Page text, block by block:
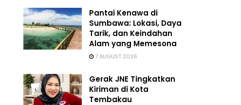
Pantai Kenawa di
Sumbawa: Lokasi, Daya
Tarik, dan Keindahan
Alam yang Memesona
7 AUGUST 2026
Gerak JNE Tingkatkan
Kiriman di Kota
Tembakau